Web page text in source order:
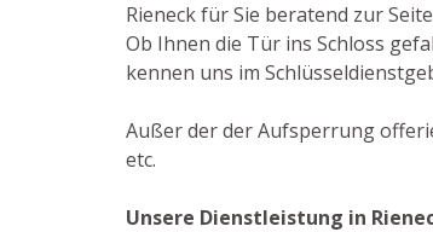
Rieneck für Sie beratend zur
Ob Ihnen die Tür ins Schloss
kennen uns im
Außer der der Aufsperrung
etc.
Unsere Dienstleistung in